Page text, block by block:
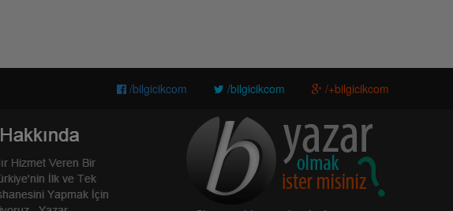
/bilgicikcom /bilgicikcom /+bilgicikcom